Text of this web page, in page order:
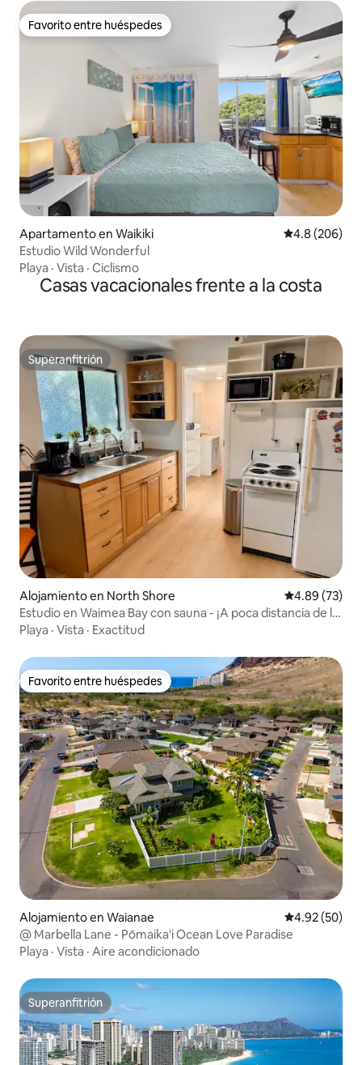
Favorito entre huéspedes
Favorito entre huéspedes
Apartamento en Waikiki Calificación
4.8 (206)
Estudio Wild Wonderful
Playa · Vista · Ciclismo
Casas vacacionales frente a la costa
Superanfitrión
Superanfitrión
Alojamiento en North Shore Calificación
4.89 (73)
Estudio en Waimea Bay con sauna - ¡A poca distancia de la
playa!
Playa · Vista · Exactitud
Favorito entre huéspedes
Favorito entre huéspedes
Alojamiento en Waianae Calificación
4.92 (50)
@ Marbella Lane - Pōmaika'i Ocean Love Paradise
Playa · Vista · Aire acondicionado
Superanfitrión
Superanfitrión